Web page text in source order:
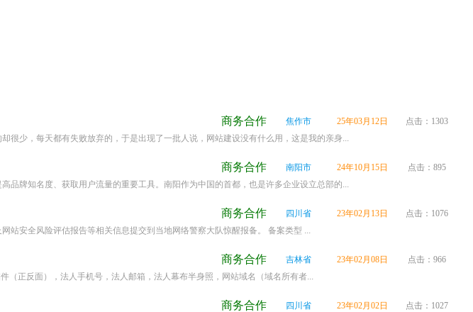
商务合作 焦作市 25年03月12日
点击：1303
很少，每天都有失败放弃的，于是出现了一批人说，网站建设没有什么用，这是我的亲身...
商务合作 南阳市 24年10月15日
点击：895
品牌知名度、获取用户流量的重要工具。南阳作为中国的首都，也是许多企业设立总部的...
商务合作 四川省 23年02月13日
点击：1076
站安全风险评估报告等相关信息提交到当地网络警察大队惊醒报备。 备案类型 ...
商务合作 吉林省 23年02月08日
点击：966
（正反面），法人手机号，法人邮箱，法人幕布半身照，网站域名（域名所有者...
商务合作 四川省 23年02月02日
点击：1027